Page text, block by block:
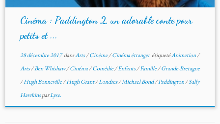
Cinéma : Paddington 2, un adorable conte pour
petits et ...
28 décembre 2017dansArts/Cinéma/Cinéma étranger étiquetéAnimation/
Arts/Ben Whishaw/Cinéma/Comédie/Enfants/Famille/Grande-Bretagne
/Hugh Bonneville/Hugh Grant/Londres/Michael Bond/Paddington/Sally
HawkinsparLyse.